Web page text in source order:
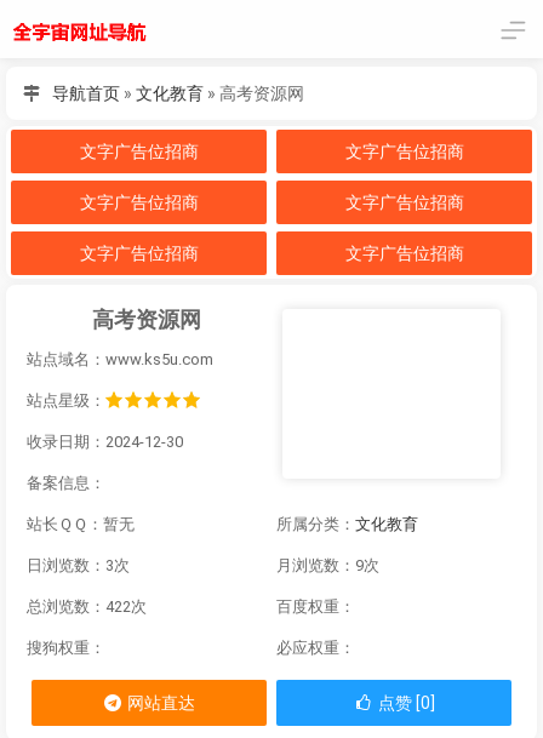
导航首页 » 文化教育 » 高考资源网
文字广告位招商 文字广告位招商
文字广告位招商 文字广告位招商
文字广告位招商 文字广告位招商
高考资源网
站点域名：www.ks5u.com
站点星级：
收录日期：2024-12-30
备案信息：
站长ＱＱ：暂无 所属分类： 文化教育
日浏览数：3次 月浏览数：9次
总浏览数：422次 百度权重：
搜狗权重： 必应权重：
网站直达 点赞 [0]